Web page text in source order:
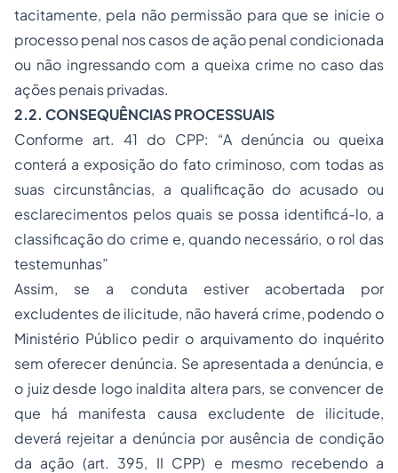
tacitamente, pela não permissão para que se inicie o
processo penal nos casos de ação penal condicionada
ou não ingressando com a queixa crime no caso das
ações penais privadas.
2.2. CONSEQUÊNCIAS PROCESSUAIS
Conforme art. 41 do CPP: “A denúncia ou queixa
conterá a exposição do fato criminoso, com todas as
suas circunstâncias, a qualificação do acusado ou
esclarecimentos pelos quais se possa identificá-lo, a
classificação do crime e, quando necessário, o rol das
testemunhas”
Assim, se a conduta estiver acobertada por
excludentes de ilicitude, não haverá crime, podendo o
Ministério Público pedir o arquivamento do inquérito
sem oferecer denúncia. Se apresentada a denúncia, e
o juiz desde logo inaldita altera pars, se convencer de
que há manifesta causa excludente de ilicitude,
deverá rejeitar a denúncia por ausência de condição
da ação (art. 395, II CPP) e mesmo recebendo a